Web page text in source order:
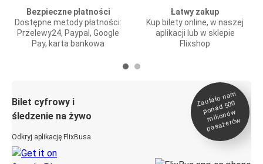
Bezpieczne płatności
Dostępne metody płatności:
Przelewy24, Paypal, Google
Pay, karta bankowa
Łatwy zakup
Kup bilety online, w naszej
aplikacji lub w sklepie
Flixshop
Bilet cyfrowy i
śledzenie na żywo
Odkryj aplikację FlixBusa
Zaufało na
m
ponad 500
milionó
w
pasażeró
w